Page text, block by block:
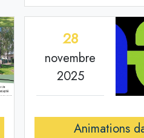
28
novembre
2025
Animations